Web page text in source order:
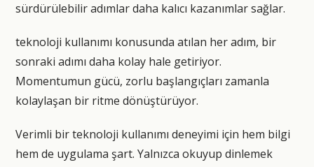
sürdürülebilir adımlar daha kalıcı kazanımlar sağlar.
teknoloji kullanımı konusunda atılan her adım, bir
sonraki adımı daha kolay hale getiriyor.
Momentumun gücü, zorlu başlangıçları zamanla
kolaylaşan bir ritme dönüştürüyor.
Verimli bir teknoloji kullanımı deneyimi için hem bilgi
hem de uygulama şart. Yalnızca okuyup dinlemek